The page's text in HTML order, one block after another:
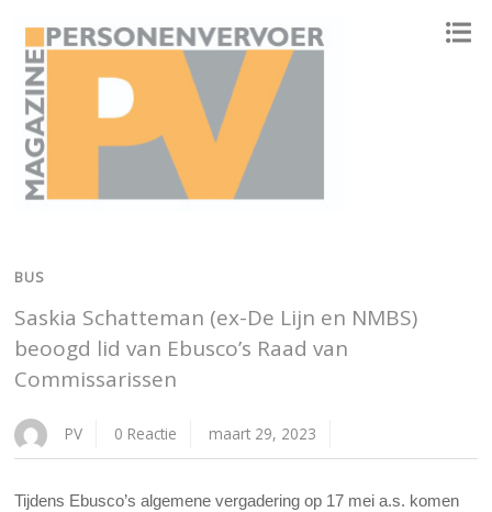
BUS
Saskia Schatteman (ex-De Lijn en NMBS)
beoogd lid van Ebusco’s Raad van
Commissarissen
PV 0 Reactie maart 29, 2023
Tijdens Ebusco’s algemene vergadering op 17 mei a.s. komen